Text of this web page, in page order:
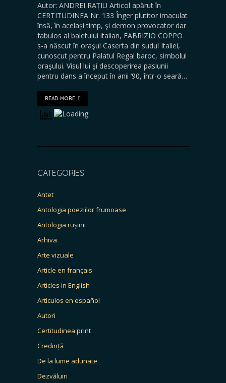
Autor: ANDREI RAȚIU Articol apărut în
CERTITUDINEA Nr. 133 Înger plutitor imaculat
însă, în același timp, şi demon provocator dar
fabulos al baletului italian, FABRIZIO COPPO
s-a născut în oraşul Caserta din sudul Italiei,
cunoscut pentru Palatul Regal baroc, simbolul
oraşului. Visul lui şi descoperirea pasiunii
pentru dans a început în anii ‘90, într-o seară…
READ MORE
CATEGORIES
Antet
Antologia poeziilor frumoase
Antologia rușinii
Arhiva
Arte vizuale
Article en français
Articles in English
Artículos en español
Autori
Certitudinea print
Credință
De la lume adunate
Dezvăluiri